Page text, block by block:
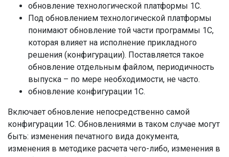
обновление технологической платформы 1С.
Под обновлением технологической платформы
понимают обновление той части программы 1С,
которая влияет на исполнение прикладного
решения (конфигурации). Поставляется такое
обновление отдельным файлом, периодичность
выпуска – по мере необходимости, не часто.
обновление конфигурации 1С.
Включает обновление непосредственно самой
конфигурации 1С. Обновлениями в таком случае могут
быть: изменения печатного вида документа,
изменения в методике расчета чего-либо, изменения в